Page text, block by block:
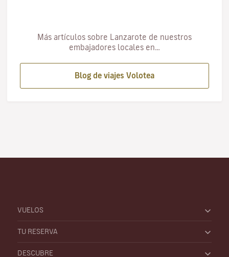
Más artículos sobre Lanzarote de nuestros
embajadores locales en…
Blog de viajes Volotea
VUELOS
TU RESERVA
DESCUBRE